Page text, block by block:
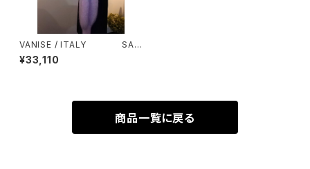
VANISE / ITALY SAL
E ３０％ OFF ￥47300⇒
￥33110
¥33,110
商品一覧に戻る